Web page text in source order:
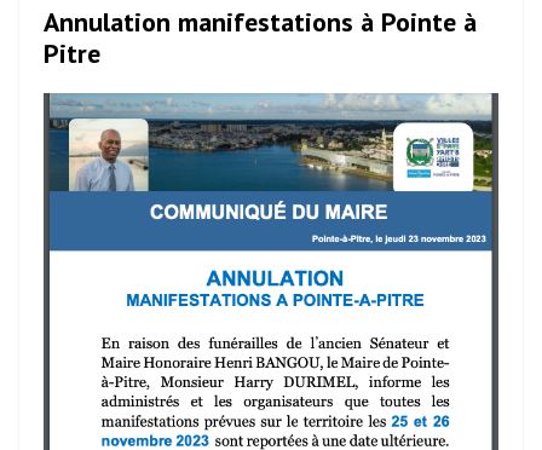
Annulation manifestations à Pointe à
Pitre